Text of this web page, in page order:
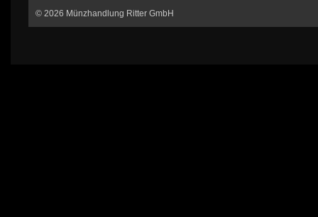
© 2026 Münzhandlung Ritter GmbH